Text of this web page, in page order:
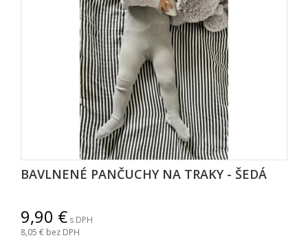
BAVLNENÉ PANČUCHY NA TRAKY - ŠEDÁ
9,90
s DPH
8,05 bez DPH